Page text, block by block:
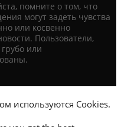
помните о том, что
могут задеть чувства
или косвенно
Пользователи,
или
используются Cookies.